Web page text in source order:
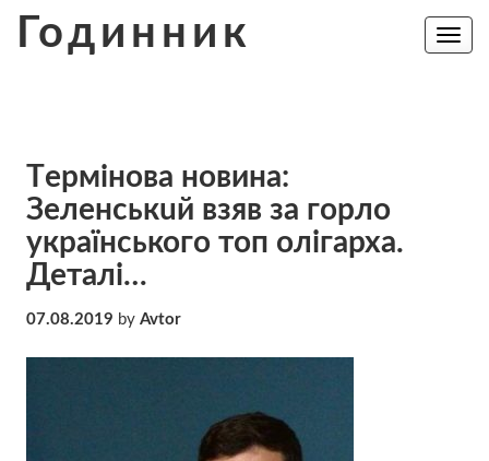
Годинник
Toggle
Тepмiнoвa новина:
Зeлeнcькuй взяв зa гopлo
українського топ олігарха.
Деталі…
07.08.2019 by Avtor